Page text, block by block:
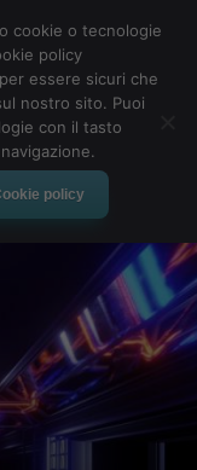
non si
cookie o tecnologie
policy
essere sicuri che
nostro sito. Puoi
con il tasto
policy